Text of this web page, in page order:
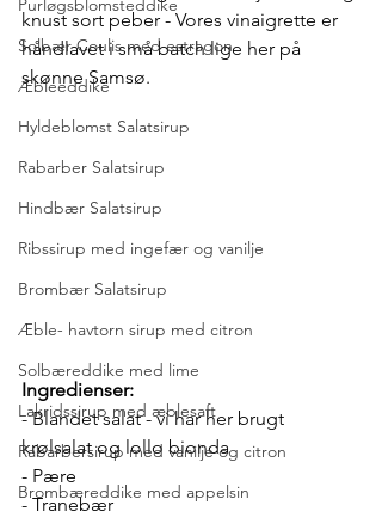
Purløgsblomsteddike
Solbær Coulis med estragon
Æbleeddike
Hyldeblomst Salatsirup
Rabarber Salatsirup
Hindbær Salatsirup
Ribssirup med ingefær og vanilje
Brombær Salatsirup
Æble- havtorn sirup med citron
Solbæreddike med lime
Lakridssirup med æblesaft
Rabarbersirup med vanilje og citron
Brombæreddike med appelsin
knust sort peber - Vores vinaigrette er
håndlavet i små batch lige her på
skønne Samsø.
Ingredienser:
- Blandet salat - vi har her brugt
krølsalat og lollo bionda
- Pære
- Tranebær